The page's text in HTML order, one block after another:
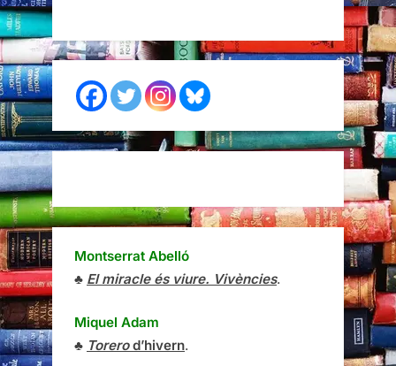
Montserrat Abelló
♣ El miracle és viure. Vivències.
Miquel Adam
♣ Torerod’hivern.